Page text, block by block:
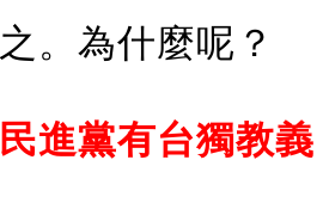
之。為什麼呢？
民進黨有台獨教義